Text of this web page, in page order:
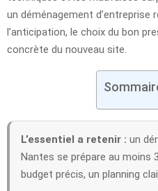
un déménagement
l’anticipation, le choix du bon
concrète du nouveau site.
L’essentiel a retenir : un
Nantes se prépare au moins
budget précis, un planning